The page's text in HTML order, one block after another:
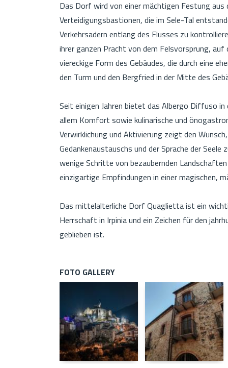
Das Dorf wird von einer mächtigen Festung aus
Verteidigungsbastionen, die im Sele-Tal
Verkehrsadern entlang des Flusses zu
ihrer ganzen Pracht von dem Felsvorsprung,
viereckige Form des Gebäudes, die durch eine
den Turm und den Bergfried in der Mitte des
Seit einigen Jahren bietet das Albergo Diffuso
allem Komfort sowie kulinarische und
Verwirklichung und Aktivierung zeigt den
Gedankenaustauschs und der Sprache der
wenige Schritte von bezaubernden
einzigartige Empfindungen in einer magischen,
Das mittelalterliche Dorf Quaglietta ist ein
Herrschaft in Irpinia und ein Zeichen für den
geblieben ist.
FOTO GALLERY